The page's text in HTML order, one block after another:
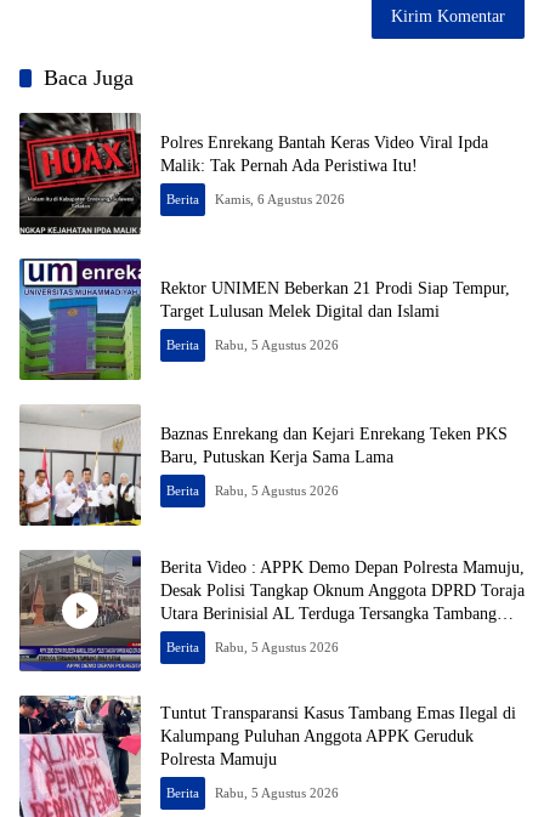
Baca Juga
Polres Enrekang Bantah Keras Video Viral Ipda
Malik: Tak Pernah Ada Peristiwa Itu!
Berita Kamis, 6 Agustus 2026
Rektor UNIMEN Beberkan 21 Prodi Siap Tempur,
Target Lulusan Melek Digital dan Islami
Berita Rabu, 5 Agustus 2026
Baznas Enrekang dan Kejari Enrekang Teken PKS
Baru, Putuskan Kerja Sama Lama
Berita Rabu, 5 Agustus 2026
Berita Video : APPK Demo Depan Polresta Mamuju,
Desak Polisi Tangkap Oknum Anggota DPRD Toraja
Utara Berinisial AL Terduga Tersangka Tambang
Emas Ilegal
Berita Rabu, 5 Agustus 2026
Tuntut Transparansi Kasus Tambang Emas Ilegal di
Kalumpang Puluhan Anggota APPK Geruduk
Polresta Mamuju
Berita Rabu, 5 Agustus 2026